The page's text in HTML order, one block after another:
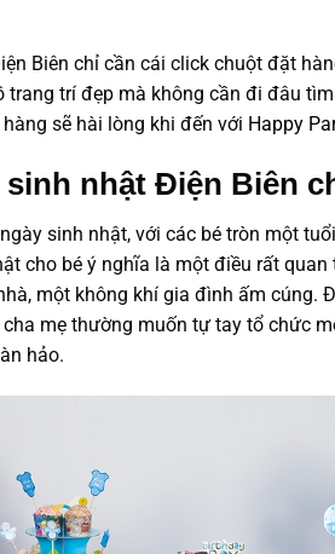
Biên chỉ cần cái click chuột đặt
trang trí đẹp mà không cần đi đâu
sẽ hài lòng khi đến với Happy
nhật Điện Biên
sinh nhật, với các bé tròn một
cho bé ý nghĩa là một điều rất
một không khí gia đình ấm cúng.
mẹ thường muốn tự tay tổ chức
hảo.